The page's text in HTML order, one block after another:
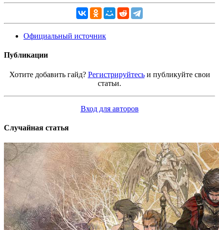
Официальный источник
Публикации
Хотите добавить гайд? Регистрируйтесьи публикуйте свои
статьи.
Вход для авторов
Случайная статья